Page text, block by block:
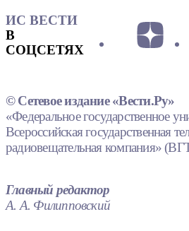
ИС ВЕСТИ
В
СОЦСЕТЯХ
© Сетевое издание «Вести.Ру»
«Федеральное государственное
Всероссийская государственная
радиовещательная компания»
Главный редактор
А. А. Филипповский